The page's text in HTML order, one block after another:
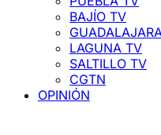
BAJÍO TV
LAGUNA TV
SALTILLO TV
CGTN
OPINIÓN